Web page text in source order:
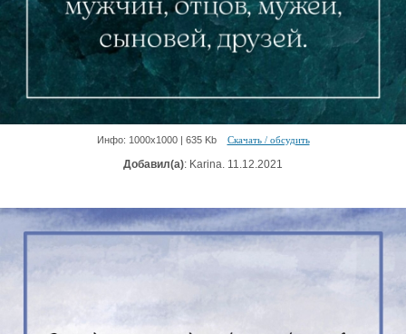
Инфо: 1000х1000 | 635 Kb Скачать / обсудить
Добавил(а): Karina. 11.12.2021